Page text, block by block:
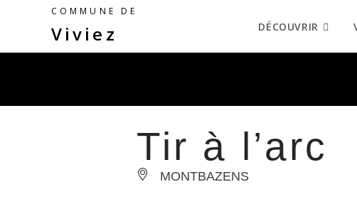
COMMUNE DE
Viviez DÉCOUVRIR
Tir à l’arc
MONTBAZENS